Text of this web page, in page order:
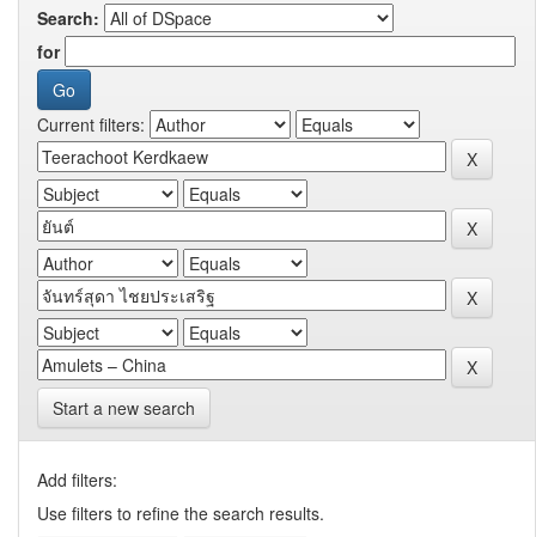
Search:
for
Current filters:
Start a new search
Add filters:
Use filters to refine the search results.